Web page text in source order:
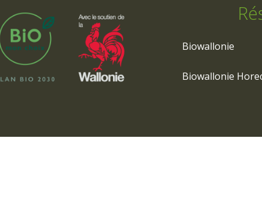
Biowallonie
Biowallonie